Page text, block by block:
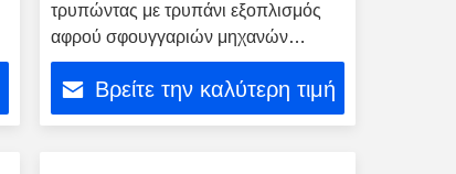
τρυπώντας με τρυπάνι εξοπλισμός
αφρού σφουγγαριών μηχανών
ακριβής
Βρείτε την καλύτερη τιμή